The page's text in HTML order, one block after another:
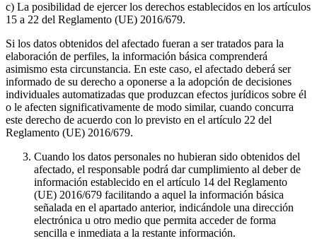
c) La posibilidad de ejercer los derechos establecidos en los artículos
15 a 22 del Reglamento (UE) 2016/679.
Si los datos obtenidos del afectado fueran a ser tratados para la
elaboración de perfiles, la información básica comprenderá
asimismo esta circunstancia. En este caso, el afectado deberá ser
informado de su derecho a oponerse a la adopción de decisiones
individuales automatizadas que produzcan efectos jurídicos sobre él
o le afecten significativamente de modo similar, cuando concurra
este derecho de acuerdo con lo previsto en el artículo 22 del
Reglamento (UE) 2016/679.
Cuando los datos personales no hubieran sido obtenidos del
afectado, el responsable podrá dar cumplimiento al deber de
información establecido en el artículo 14 del Reglamento
(UE) 2016/679 facilitando a aquel la información básica
señalada en el apartado anterior, indicándole una dirección
electrónica u otro medio que permita acceder de forma
sencilla e inmediata a la restante información.